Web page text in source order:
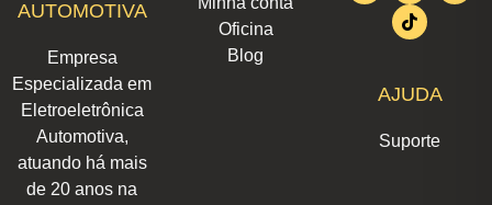
AUTOMOTIVA
Empresa
Especializada em
Eletroeletrônica
Automotiva,
atuando há mais
de 20 anos na
Oficina
Blog
b
o
s
a
o
k
AJUDA
Suporte